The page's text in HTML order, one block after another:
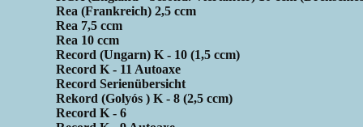
Rea (Frankreich) 2,5 ccm
Rea 7,5 ccm
Rea 10 ccm
Record (Ungarn) K - 10 (1,5 ccm)
Record K - 11 Autoaxe
Record Serienübersicht
Rekord (Golyós ) K - 8 (2,5 ccm)
Record K - 6